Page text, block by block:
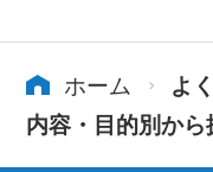
ホーム
よ
内容・目的別から